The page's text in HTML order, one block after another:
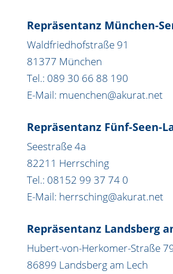
Repräsentanz München-
Waldfriedhofstraße 91
81377 München
Tel.: 089 30 66 88 190
E-Mail: muenchen@akurat.net
Repräsentanz Fünf-Seen-
Seestraße 4a
82211 Herrsching
Tel.: 08152 99 37 74 0
E-Mail: herrsching@akurat.net
Repräsentanz Landsberg
Hubert-von-Herkomer-Straße
86899 Landsberg am Lech